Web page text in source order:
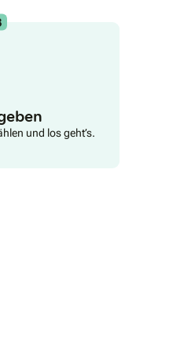
Berater in ganz
für
zu, stehen Ihnen
bis zur
in guten
und los geht’s.